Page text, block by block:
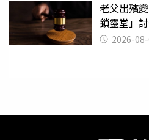
老父出殯
鎖靈堂」
2026-